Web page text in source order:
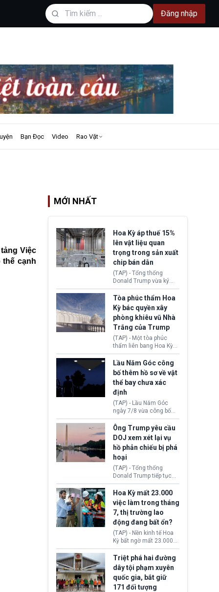
Đăng nhập
Bạn Đọc Video Rao Vặt
Việc
thế cạnh
MỚI NHẤT
Hoa Kỳ áp thuế 15%
lên vật liệu quan
trọng trong sản xuất
chip bán dẫn
(TAP) - Tổng thống
Donald Trump vừa ký
sắc lệnh áp thuế bổ
sung 15% cùng cơ chế
giá sàn nhập khẩu
nghiêm ngặt đối với
polysilicon và các sản
phẩm hạ nguồn. Quyết
định này nhằm khôi
phục chuỗi cung ứng
công nghệ, năng lượng
mặt trời nội địa trước sự
thống trị của Trung
Quốc.
Tòa phúc thẩm Hoa
Kỳ bác quyền xây
phòng khiêu vũ Nhà
Trắng của Trump
(TAP) - Một tòa phúc
thẩm liên bang Hoa Kỳ
vừa phán quyết, chính
quyền Tổng thống
Donald Trump không có
quyền tự ý xây phòng
khiêu vũ mới rộng
khoảng 90.000 feet
vuông tại khu vực Cánh
Đông Nhà Trắng.
Lầu Năm Góc công
bố thêm hồ sơ về vật
thể bay chưa xác
định
(TAP) - Lầu Năm Góc
ngày 7/8 vừa công bố
thêm 41 hồ sơ liên quan
đến UFO hay còn được
gọi là hiện tượng bất
thường chưa xác định
(UAP). Những tài liệu này
bao gồm hình ảnh,
video, báo cáo từ nhiều
cơ quan khác nhau như
Cục Điều tra Liên bang
(FBI), Cơ quan Tình báo
Trung ương (CIA) và Bộ
Ngoại giao (DOS).
Ông Trump yêu cầu
DOJ xem xét lại vụ
hồ phản chiếu bị phá
hoại
(TAP) - Tổng thống
Donald Trump tiếp tục
cho rằng, hồ phản chiếu
trước Đài tưởng niệm
Lincoln bị phá hoại. Lãnh
đạo Nhà Trắng yêu cầu
Bộ Tư pháp (DOJ) xem
xét lại quyết định hủy
truy tố những cá nhân bị
nghi ngờ làm hư hại
công trình.
Hoa Kỳ mất 23.000
việc làm trong tháng
7, thị trường lao
động đang bất ổn?
(TAP) - Nền kinh tế Hoa
Kỳ bất ngờ mất 23.000
việc làm vào tháng 7,
cho thấy thị trường lao
động có dấu hiệu suy
yếu sau thời gian duy trì
tương đối ổn định suốt
nửa năm 2026.
Triệt phá hai đường
dây tội phạm xuyên
quốc gia, bắt giữ
171 đối tượng